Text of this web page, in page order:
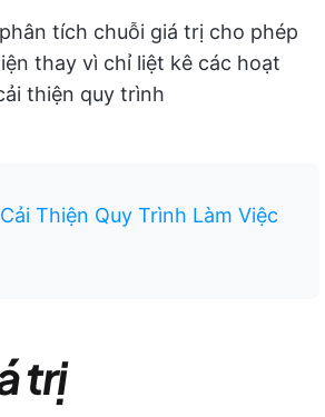
tích chuỗi giá trị cho phép
thay vì chỉ liệt kê các hoạt
thiện quy trình
Thiện Quy Trình Làm Việc
trị